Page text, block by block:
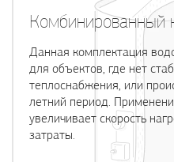
Комбинированный
Данная комплектация
для объектов, где нет
теплоснабжения, или
летний период.
увеличивает скорость
затраты.